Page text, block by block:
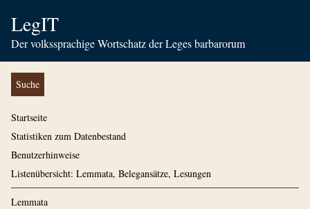
LegIT
Der volkssprachige Wortschatz der Leges barbarorum
Suche
Startseite
Statistiken zum Datenbestand
Benutzerhinweise
Listenübersicht: Lemmata, Belegansätze, Lesungen
Lemmata